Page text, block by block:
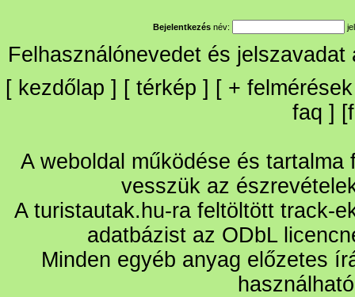
Bejelentkezés név:
Felhasználónevedet és
[ kezdőlap ] [ térkép ] [ + felmérések
faq ] [
A weboldal működése és
vesszük az
A turistautak.hu-ra feltöltött track-
adatbázist az ODbL
Minden egyéb anyag előzetes